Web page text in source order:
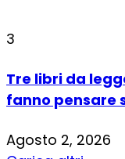
3
Tre libri da
fanno pensare
Agosto 2, 2026